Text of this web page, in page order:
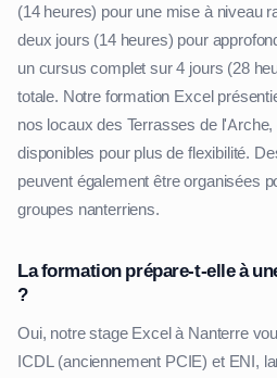
(14 heures) pour une mise à niveau
deux jours (14 heures) pour
un cursus complet sur 4 jours (28
totale. Notre formation Excel
nos locaux des Terrasses de
disponibles pour plus de flexibilité.
peuvent également être organisées
groupes nanterriens.
La formation prépare-t-elle à
?
Oui, notre stage Excel à Nanterre
ICDL (anciennement PCIE) et ENI,